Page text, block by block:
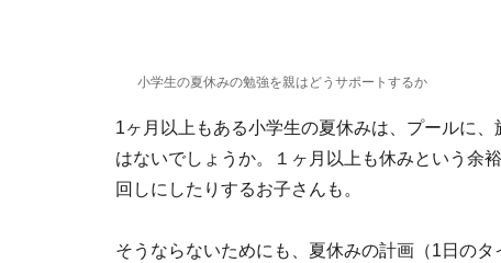
小学生の夏休みの勉強を親はどうサポートするか
1ヶ月以上もある小学生の夏休みは、プールに
はないでしょうか。１ヶ月以上も休みという余
回しにしたりするお子さんも。
そうならないためにも、夏休みの計画（1日の